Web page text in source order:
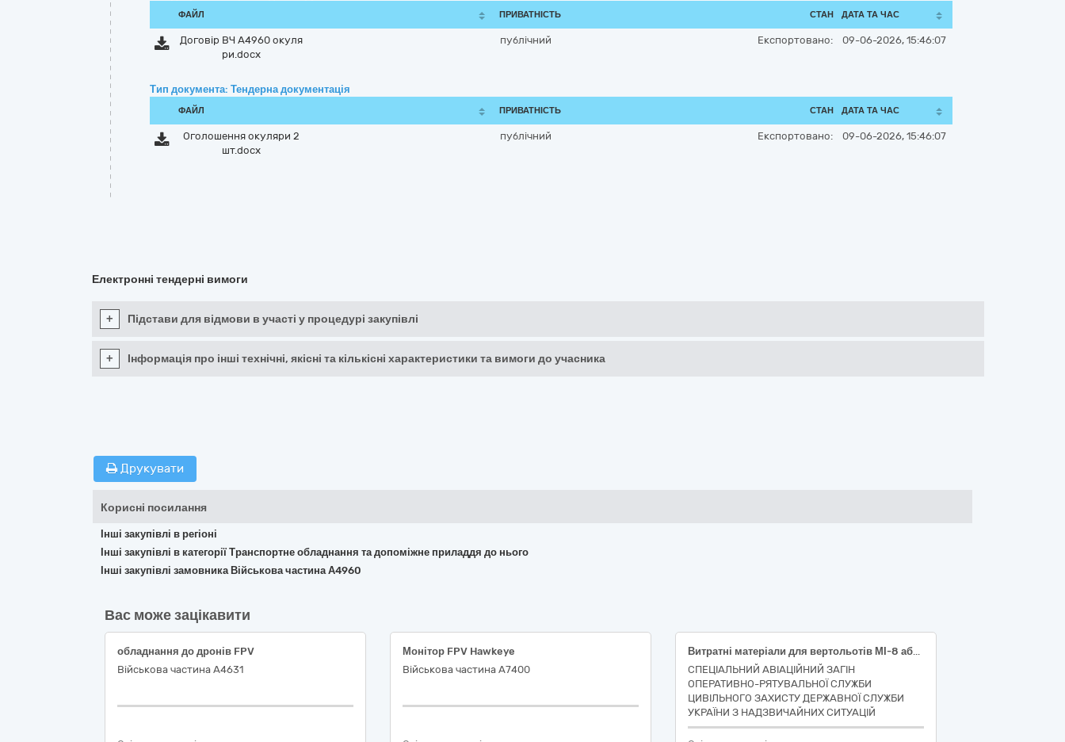
ФАЙЛ ПРИВАТНІСТЬ СТАН ДАТА ТА ЧАС
Договір ВЧ А4960 окуля
ри.docx
публічний Експортовано: 09-06-2026, 15:46:07
Тип документа: Тендерна документація
ФАЙЛ ПРИВАТНІСТЬ СТАН ДАТА ТА ЧАС
Оголошення окуляри 2
шт.docx
публічний Експортовано: 09-06-2026, 15:46:07
Електронні тендерні вимоги
+ Підстави для відмови в участі у процедурі закупівлі
+ Інформація про інші технічні, якісні та кількісні характеристики та вимоги до учасника
Друкувати
Корисні посилання
Інші закупівлі в регіоні
Інші закупівлі в категорії Транспортне обладнання та допоміжне приладдя до нього
Інші закупівлі замовника Військова частина А4960
Вас може зацікавити
обладнання до дронів FPV
Військова частина А4631
Монітор FPV Hawkeye
Військова частина А7400
Витратні матеріали для вертольотів МІ-8 або еквівалент.
СПЕЦІАЛЬНИЙ АВІАЦІЙНИЙ ЗАГІН
ОПЕРАТИВНО-РЯТУВАЛЬНОЇ СЛУЖБИ
ЦИВІЛЬНОГО ЗАХИСТУ ДЕРЖАВНОЇ СЛУЖБИ
УКРАЇНИ З НАДЗВИЧАЙНИХ СИТУАЦІЙ